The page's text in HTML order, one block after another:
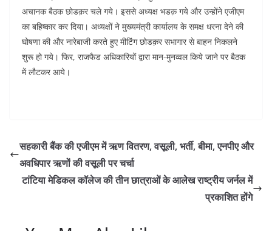
अचानक बैठक छोडक़र चले गये। इससे अध्यक्ष भडक़ गये और उन्होंने एजीएम
का बहिष्कार कर दिया। अध्यक्षों ने मुख्यमंत्री कार्यालय के समक्ष धरना देने की
घोषणा की और नारेबाजी करते हुए मीटिंग छोडक़र सभागार से बाहन निकलने
शुरू हो गये। फिर, राजफैड अधिकारियों द्वारा मान-मुनव्वल किये जाने पर बैठक
में लौटकर आये।
सहकारी बैंक की एजीएम में ऋण वितरण, वसूली, भर्ती, बीमा, एनपीए और
अवधिपार ऋणों की वसूली पर चर्चा
टांटिया मेडिकल कॉलेज की तीन छात्राओं के आलेख राष्ट्रीय जर्नल में
प्रकाशित होंगे